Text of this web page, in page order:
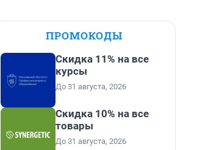
ПРОМОКОДЫ
Скидка 11% на все
курсы
До 31 августа, 2026
Скидка 10% на все
товары
До 31 августа, 2026